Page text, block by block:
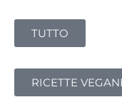
r
TUTTO
RICETTE